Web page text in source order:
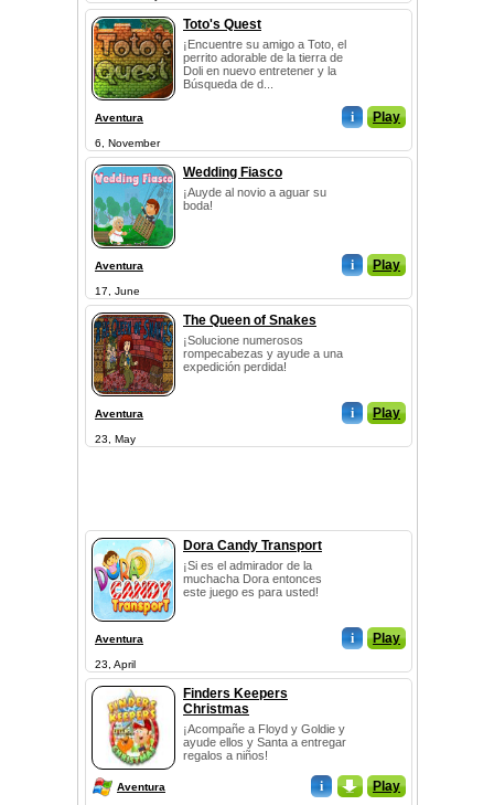
Toto's Quest
¡Encuentre su amigo a Toto, el
perrito adorable de la tierra de
Doli en nuevo entretener y la
Búsqueda de d...
Aventura i Play
6, November
Wedding Fiasco
¡Auyde al novio a aguar su
boda!
Aventura i Play
17, June
The Queen of Snakes
¡Solucione numerosos
rompecabezas y ayude a una
expedición perdida!
Aventura i Play
23, May
Dora Candy Transport
¡Si es el admirador de la
muchacha Dora entonces
este juego es para usted!
Aventura i Play
23, April
Finders Keepers
Christmas
¡Acompañe a Floyd y Goldie y
ayude ellos y Santa a entregar
regalos a niños!
Aventura i _ Play